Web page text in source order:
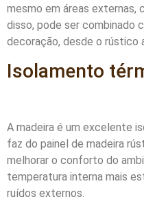
mesmo em áreas externas,
disso, pode ser combinado
decoração, desde o rústico
Isolamento
A madeira é um excelente
faz do painel de madeira
melhorar o conforto do
temperatura interna mais
ruídos externos.